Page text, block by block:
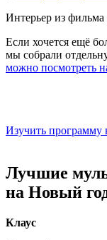
Интерьер из
Если хочется ещё
мы собрали
можно посмотреть
Изучить программу
Лучшие
на Новый
Клаус